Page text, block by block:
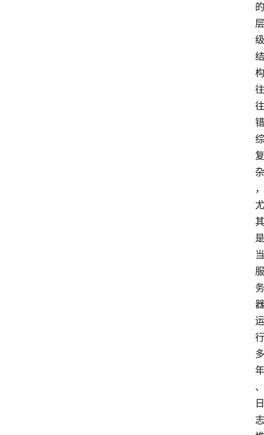
的
层
级
结
构
往
往
错
综
复
杂
，
尤
其
是
当
服
务
器
运
行
多
年
、
日
志